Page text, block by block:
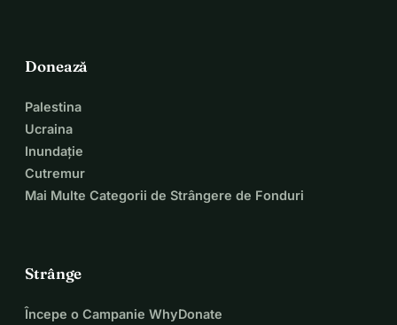
Donează
Palestina
Ucraina
Inundație
Cutremur
Mai Multe Categorii de Strângere de Fonduri
Strânge
Începe o Campanie WhyDonate